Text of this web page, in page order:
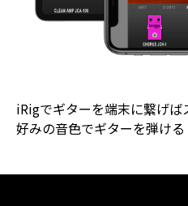
iRigでギターを端末に繋げば
好みの音色でギターを弾ける